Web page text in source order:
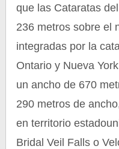
que las Cataratas
236 metros sobre el
integradas por la
Ontario y Nueva
un ancho de 670
290 metros de
en territorio
Bridal Veil Falls o